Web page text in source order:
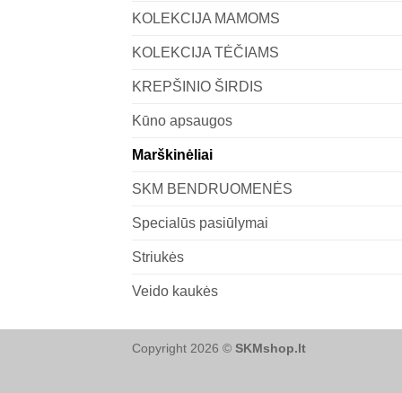
KOLEKCIJA MAMOMS
KOLEKCIJA TĖČIAMS
KREPŠINIO ŠIRDIS
Kūno apsaugos
Marškinėliai
SKM BENDRUOMENĖS
Specialūs pasiūlymai
Striukės
Veido kaukės
Copyright 2026 © SKMshop.lt